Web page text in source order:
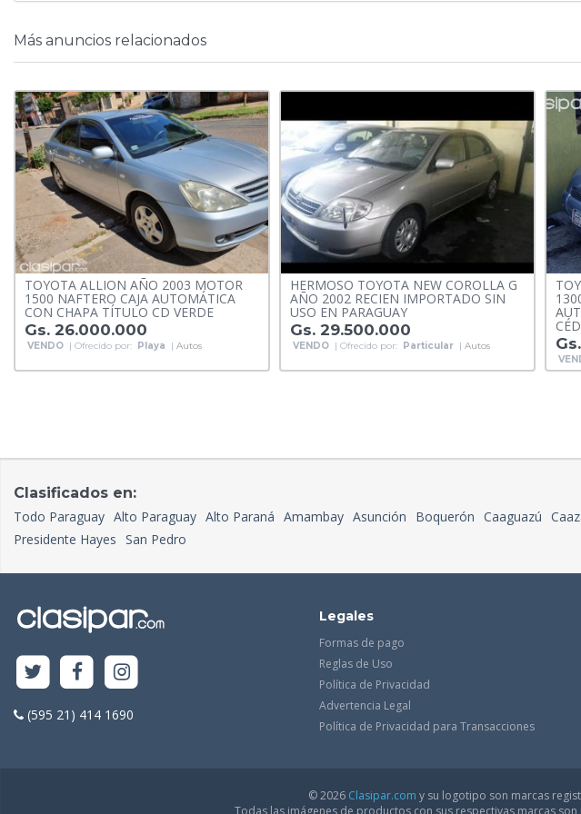
Más anuncios relacionados
TOYOTA ALLION AÑO 2003 MOTOR
1500 NAFTERO CAJA AUTOMÁTICA
CON CHAPA TÍTULO CD VERDE
Gs. 26.000.000
VENDO | Ofrecido por: Playa | Autos
HERMOSO TOYOTA NEW COROLLA G
AÑO 2002 RECIEN IMPORTADO SIN
USO EN PARAGUAY
Gs. 29.500.000
VENDO | Ofrecido por: Particular | Autos
Clasificados en:
Todo Paraguay Alto Paraguay Alto Paraná Amambay Asunción Boquerón Caaguazú
Presidente Hayes San Pedro
(595 21) 414 1690
Legales
Formas de pago
Reglas de Uso
Política de Privacidad
Advertencia Legal
Política de Privacidad para Transacciones
© 2026 Clasipar.com y su logotipo son marcas